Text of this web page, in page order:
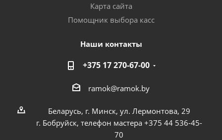
Карта сайта
Помощник выбора касс
Наши контакты
+375 17 270-67-00
ramok@ramok.by
Беларусь, г. Минск, ул. Лермонтова, 29
г. Бобруйск, телефон мастера +375 44 536-45-
70